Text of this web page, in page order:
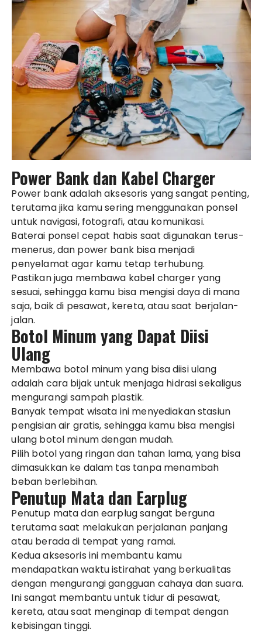
Power Bank dan Kabel Charger
Power bank adalah aksesoris yang sangat penting,
terutama jika kamu sering menggunakan ponsel
untuk navigasi, fotografi, atau komunikasi.
Baterai ponsel cepat habis saat digunakan terus-
menerus, dan power bank bisa menjadi
penyelamat agar kamu tetap terhubung.
Pastikan juga membawa kabel charger yang
sesuai, sehingga kamu bisa mengisi daya di mana
saja, baik di pesawat, kereta, atau saat berjalan-
jalan.
Botol Minum yang Dapat Diisi
Ulang
Membawa botol minum yang bisa diisi ulang
adalah cara bijak untuk menjaga hidrasi sekaligus
mengurangi sampah plastik.
Banyak tempat wisata ini menyediakan stasiun
pengisian air gratis, sehingga kamu bisa mengisi
ulang botol minum dengan mudah.
Pilih botol yang ringan dan tahan lama, yang bisa
dimasukkan ke dalam tas tanpa menambah
beban berlebihan.
Penutup Mata dan Earplug
Penutup mata dan earplug sangat berguna
terutama saat melakukan perjalanan panjang
atau berada di tempat yang ramai.
Kedua aksesoris ini membantu kamu
mendapatkan waktu istirahat yang berkualitas
dengan mengurangi gangguan cahaya dan suara.
Ini sangat membantu untuk tidur di pesawat,
kereta, atau saat menginap di tempat dengan
kebisingan tinggi.